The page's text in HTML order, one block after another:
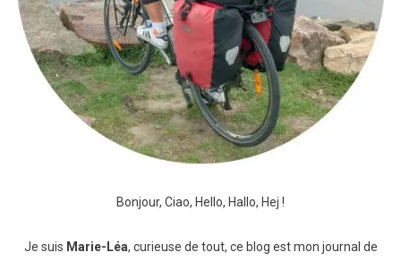
Bonjour, Ciao, Hello, Hallo, Hej !
Je suis Marie-Léa, curieuse de tout, ce blog est mon journal de